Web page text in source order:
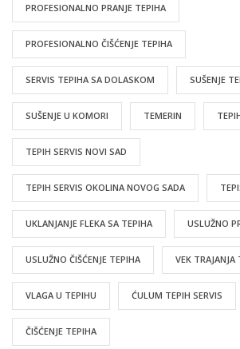
PROFESIONALNO PRANJE TEPIHA
PROFESIONALNO ČIŠĆENJE TEPIHA
SERVIS TEPIHA SA DOLASKOM SUŠENJE
SUŠENJE U KOMORI TEMERIN
TEPIH SERVIS NOVI SAD
TEPIH SERVIS OKOLINA NOVOG SADA
UKLANJANJE FLEKA SA TEPIHA USLUŽNO
USLUŽNO ČIŠĆENJE TEPIHA VEK TRAJANJA
VLAGA U TEPIHU ĆULUM TEPIH SERVIS
ČIŠĆENJE TEPIHA